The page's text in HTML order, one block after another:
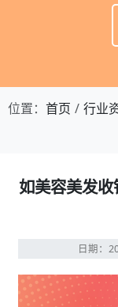
位置： 首页 行业
如美容美发
日期：